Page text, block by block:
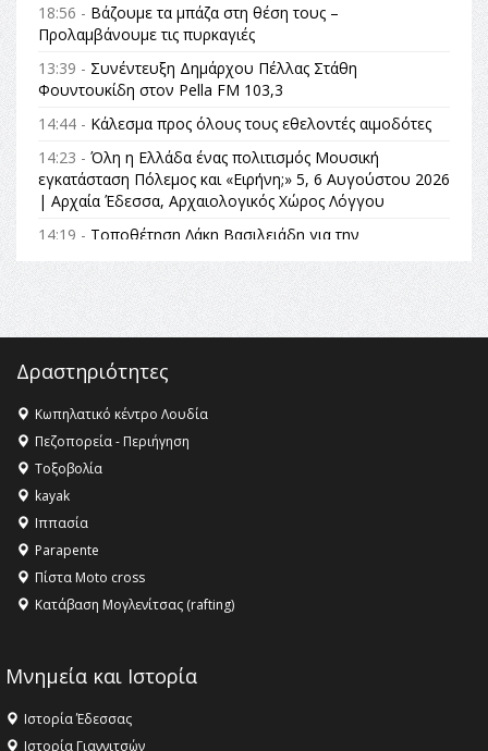
18:56 - Βάζουμε τα μπάζα στη θέση τους –
Προλαμβάνουμε τις πυρκαγιές
13:39 - Συνέντευξη Δημάρχου Πέλλας Στάθη
Φουντουκίδη στον Pella FM 103,3
14:44 - Κάλεσμα προς όλους τους εθελοντές αιμοδότες
14:23 - Όλη η Ελλάδα ένας πολιτισμός Μουσική
εγκατάσταση Πόλεμος και «Ειρήνη;» 5, 6 Αυγούστου 2026
| Αρχαία Έδεσσα, Αρχαιολογικός Χώρος Λόγγου
14:19 - Τοποθέτηση Λάκη Βασιλειάδη για την
θεσμικές διαδικασίες υπάρχει μόνο η ευθύνη απέναντι
στις επόμενες γενιές»
16:35 -Το πρόγραμμα του ΠΑΟΚ στον δεύτερο γύρο του
16:27 - Όλυμπος: Εντάχθηκε στον Κατάλογο Παγκόσμιας
Κληρονομιάς της UNESCO – Ομόφωνη η απόφαση Ο
Όλυμπος αναγνωρίστηκε ως φυσικό και πολιτιστικό
αγαθό εξέχουσας οικουμενικής αξίας για την
ανθρωπότητα
16:18 -
ΣΤΗΝ ΕΔΕΣΣΑ
Δραστηριότητες
Κωπηλατικό κέντρο Λουδία
Πεζοπορεία - Περιήγηση
Τοξοβολία
kayak
Ιππασία
Parapente
Πίστα Moto cross
Κατάβαση Μογλενίτσας (rafting)
Μνημεία και Ιστορία
Ιστορία Έδεσσας
Ιστορία Γιαννιτσών